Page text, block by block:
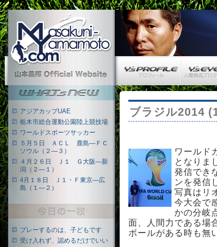
Masakuni-Yamamoto.com
山本昌邦 公式ウェブサイト
ブラジル2014
ワールド
となりま
発信でき
ンを発信
写真はリ
今大会で
かの分岐
面、人間力である場
ボールがある時も無
What's New
アジアカップUAE
栃木市総合運動公園陸上競技場
ワールドスポーツサッカー
５月５日 ＡＣＬ 鹿島―ＦＣ
ソウル（２―３）
４月２６日 Ｊ１ Ｇ大阪―新
潟（２―１）
4月１８日 Ｊ１・Ｆ東京―広
島（１―２）
プレーするのは、子どもです
受け入れず、認めるだけでいい